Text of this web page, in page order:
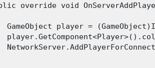
override void
GameObject player =